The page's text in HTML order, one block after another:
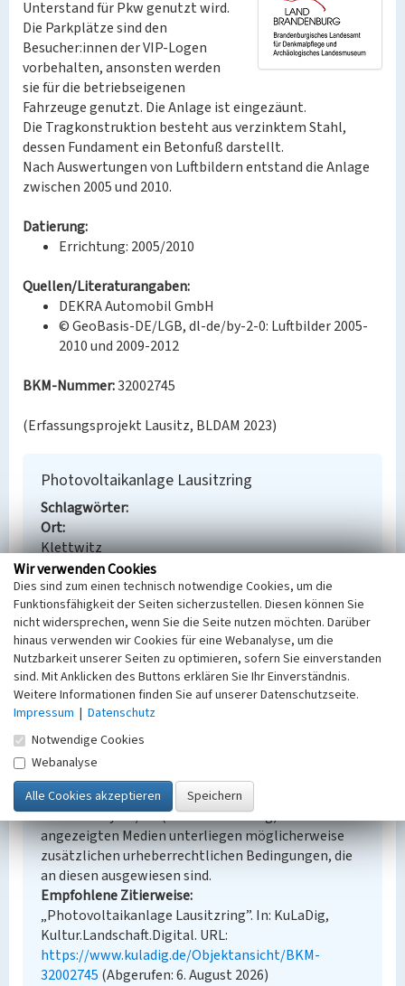
Unterstand für Pkw genutzt wird.
Die Parkplätze sind den
Besucher:innen der VIP-Logen
vorbehalten, ansonsten werden
sie für die betriebseigenen
Fahrzeuge genutzt. Die Anlage ist eingezäunt.
Die Tragkonstruktion besteht aus verzinktem Stahl,
dessen Fundament ein Betonfuß darstellt.
Nach Auswertungen von Luftbildern entstand die Anlage
zwischen 2005 und 2010.
Datierung:
Errichtung: 2005/2010
Quellen/Literaturangaben:
DEKRA Automobil GmbH
© GeoBasis-DE/LGB, dl-de/by-2-0: Luftbilder 2005-
2010 und 2009-2012
BKM-Nummer:32002745
(Erfassungsprojekt Lausitz, BLDAM 2023)
Photovoltaikanlage Lausitzring
Schlagwörter
Ort
Klettwitz
Fachsicht(en)
Denkmalpflege
Erfassungsmaßstab
Keine Angabe
Erfassungsmethode
Übernahme aus externer Fachdatenbank
Empfohlene Zitierweise
Urheberrechtlicher Hinweis
Der hier präsentierte Inhalt steht unter der freien
Lizenz dl-by-de/2.0 (Namensnennung). Die
angezeigten Medien unterliegen möglicherweise
zusätzlichen urheberrechtlichen Bedingungen, die
an diesen ausgewiesen sind.
Empfohlene Zitierweise
„Photovoltaikanlage Lausitzring”. In: KuLaDig,
Kultur.Landschaft.Digital. URL:
https://www.kuladig.de/Objektansicht/BKM-
32002745 (Abgerufen: 6. August 2026)
Wir verwenden Cookies
Dies sind zum einen technisch notwendige Cookies, um die
Funktionsfähigkeit der Seiten sicherzustellen. Diesen können Sie
nicht widersprechen, wenn Sie die Seite nutzen möchten. Darüber
hinaus verwenden wir Cookies für eine Webanalyse, um die
Nutzbarkeit unserer Seiten zu optimieren, sofern Sie einverstanden
sind. Mit Anklicken des Buttons erklären Sie Ihr Einverständnis.
Weitere Informationen finden Sie auf unserer Datenschutzseite.
Impressum | Datenschutz
Notwendige Cookies
Webanalyse